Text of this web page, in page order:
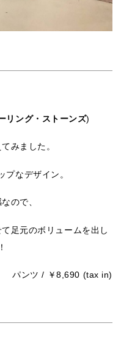
リング・ストーンズ)
みました。
プなデザイン。
ので、
足元のボリュームを出し
パンツ / ￥8,690 (tax in)